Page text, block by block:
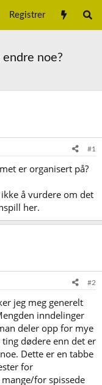
Registrer
noe?
#1
er organisert på?
å vurdere om det
her.
#2
jeg meg generelt
inndelinger
deler opp for mye
dødere enn det er
Dette er en tabbe
for
for spissede